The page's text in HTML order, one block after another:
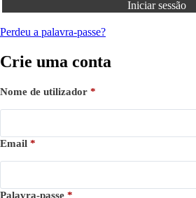
Iniciar sessão
Perdeu a palavra-passe?
Crie uma conta
Nome de utilizador *
Email *
Palavra-passe *